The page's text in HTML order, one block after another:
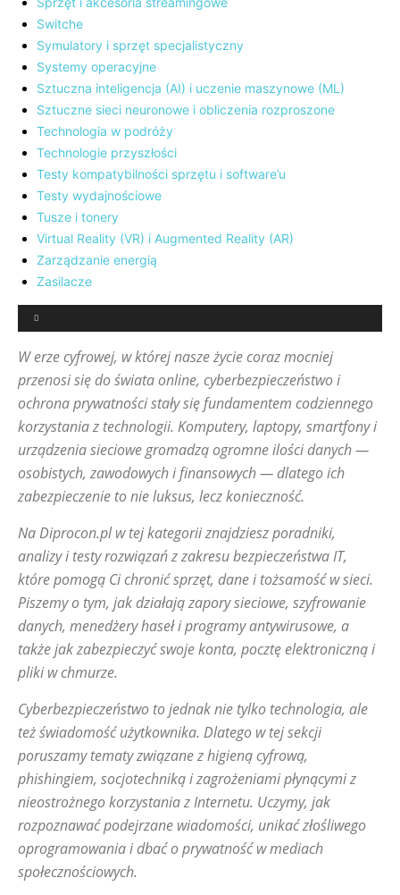
Switche
Symulatory i sprzęt specjalistyczny
Systemy operacyjne
Sztuczna inteligencja (AI) i uczenie maszynowe (ML)
Sztuczne sieci neuronowe i obliczenia rozproszone
Technologia w podróży
Technologie przyszłości
Testy kompatybilności sprzętu i software’u
Testy wydajnościowe
Tusze i tonery
Virtual Reality (VR) i Augmented Reality (AR)
Zarządzanie energią
Zasilacze
W erze cyfrowej, w której nasze życie coraz mocniej
przenosi się do świata online, cyberbezpieczeństwo i
ochrona prywatności stały się fundamentem codziennego
korzystania z technologii. Komputery, laptopy, smartfony i
urządzenia sieciowe gromadzą ogromne ilości danych —
osobistych, zawodowych i finansowych — dlatego ich
zabezpieczenie to nie luksus, lecz konieczność.
Na Diprocon.pl w tej kategorii znajdziesz poradniki,
analizy i testy rozwiązań z zakresu bezpieczeństwa IT,
które pomogą Ci chronić sprzęt, dane i tożsamość w sieci.
Piszemy o tym, jak działają zapory sieciowe, szyfrowanie
danych, menedżery haseł i programy antywirusowe, a
także jak zabezpieczyć swoje konta, pocztę elektroniczną i
pliki w chmurze.
Cyberbezpieczeństwo to jednak nie tylko technologia, ale
też świadomość użytkownika. Dlatego w tej sekcji
poruszamy tematy związane z higieną cyfrową,
phishingiem, socjotechniką i zagrożeniami płynącymi z
nieostrożnego korzystania z Internetu. Uczymy, jak
rozpoznawać podejrzane wiadomości, unikać złośliwego
oprogramowania i dbać o prywatność w mediach
społecznościowych.